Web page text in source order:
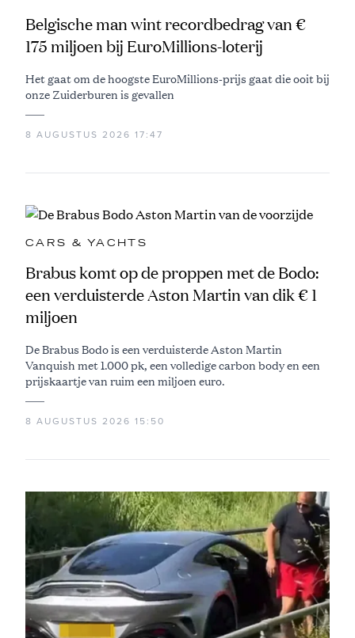
Belgische man wint recordbedrag van €
175 miljoen bij EuroMillions-loterij
Het gaat om de hoogste EuroMillions-prijs gaat die ooit bij
onze Zuiderburen is gevallen
8 AUGUSTUS 2026 17:47
CARS & YACHTS
Brabus komt op de proppen met de Bodo:
een verduisterde Aston Martin van dik € 1
miljoen
De Brabus Bodo is een verduisterde Aston Martin
Vanquish met 1.000 pk, een volledige carbon body en een
prijskaartje van ruim een miljoen euro.
8 AUGUSTUS 2026 15:50